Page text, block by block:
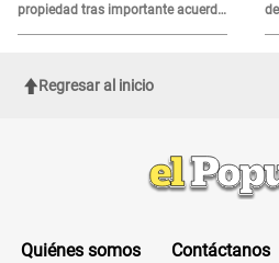
propiedad tras importante acuerdo
de Cofopri
Regresar al inicio
Quiénes somos Contáctanos